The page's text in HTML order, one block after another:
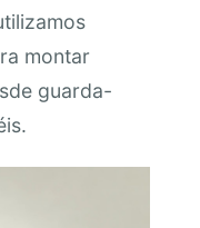
montar
guarda-